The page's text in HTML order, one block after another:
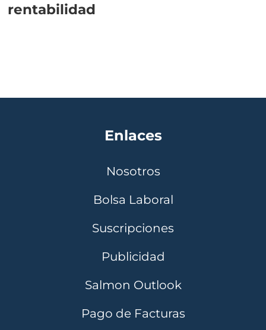
rentabilidad
Enlaces
Nosotros
Bolsa Laboral
Suscripciones
Publicidad
Salmon Outlook
Pago de Facturas